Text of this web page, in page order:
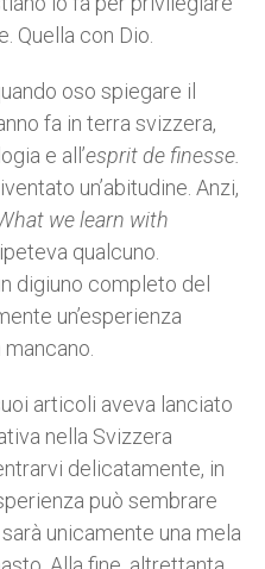
Quella con Dio.
oso spiegare il
fa in terra svizzera,
e all’esprit de finesse.
un’abitudine. Anzi,
we learn with
qualcuno.
digiuno completo del
un’esperienza
articoli aveva lanciato
nella Svizzera
delicatamente, in
può sembrare
unicamente una mela